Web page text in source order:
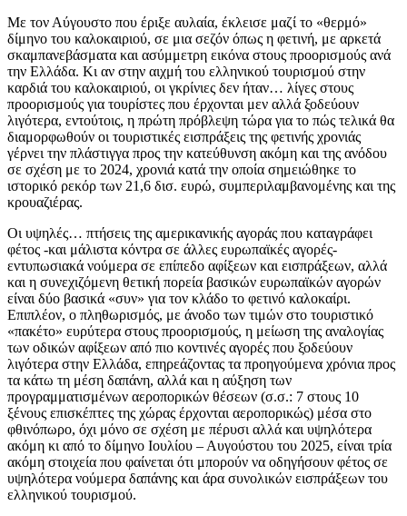
Με τον Αύγουστο που έριξε αυλαία, έκλεισε μαζί το «θερμό»
δίμηνο του καλοκαιριού, σε μια σεζόν όπως η φετινή, με αρκετά
σκαμπανεβάσματα και ασύμμετρη εικόνα στους προορισμούς ανά
την Ελλάδα. Κι αν στην αιχμή του ελληνικού τουρισμού στην
καρδιά του καλοκαιριού, οι γκρίνιες δεν ήταν… λίγες στους
προορισμούς για τουρίστες που έρχονται μεν αλλά ξοδεύουν
λιγότερα, εντούτοις, η πρώτη πρόβλεψη τώρα για το πώς τελικά θα
διαμορφωθούν οι τουριστικές εισπράξεις της φετινής χρονιάς
γέρνει την πλάστιγγα προς την κατεύθυνση ακόμη και της ανόδου
σε σχέση με το 2024, χρονιά κατά την οποία σημειώθηκε το
ιστορικό ρεκόρ των 21,6 δισ. ευρώ, συμπεριλαμβανομένης και της
κρουαζιέρας.
Οι υψηλές… πτήσεις της αμερικανικής αγοράς που καταγράφει
φέτος -και μάλιστα κόντρα σε άλλες ευρωπαϊκές αγορές-
εντυπωσιακά νούμερα σε επίπεδο αφίξεων και εισπράξεων, αλλά
και η συνεχιζόμενη θετική πορεία βασικών ευρωπαϊκών αγορών
είναι δύο βασικά «συν» για τον κλάδο το φετινό καλοκαίρι.
Επιπλέον, ο πληθωρισμός, με άνοδο των τιμών στο τουριστικό
«πακέτο» ευρύτερα στους προορισμούς, η μείωση της αναλογίας
των οδικών αφίξεων από πιο κοντινές αγορές που ξοδεύουν
λιγότερα στην Ελλάδα, επηρεάζοντας τα προηγούμενα χρόνια προς
τα κάτω τη μέση δαπάνη, αλλά και η αύξηση των
προγραμματισμένων αεροπορικών θέσεων (σ.σ.: 7 στους 10
ξένους επισκέπτες της χώρας έρχονται αεροπορικώς) μέσα στο
φθινόπωρο, όχι μόνο σε σχέση με πέρυσι αλλά και υψηλότερα
ακόμη κι από το δίμηνο Ιουλίου – Αυγούστου του 2025, είναι τρία
ακόμη στοιχεία που φαίνεται ότι μπορούν να οδηγήσουν φέτος σε
υψηλότερα νούμερα δαπάνης και άρα συνολικών εισπράξεων του
ελληνικού τουρισμού.